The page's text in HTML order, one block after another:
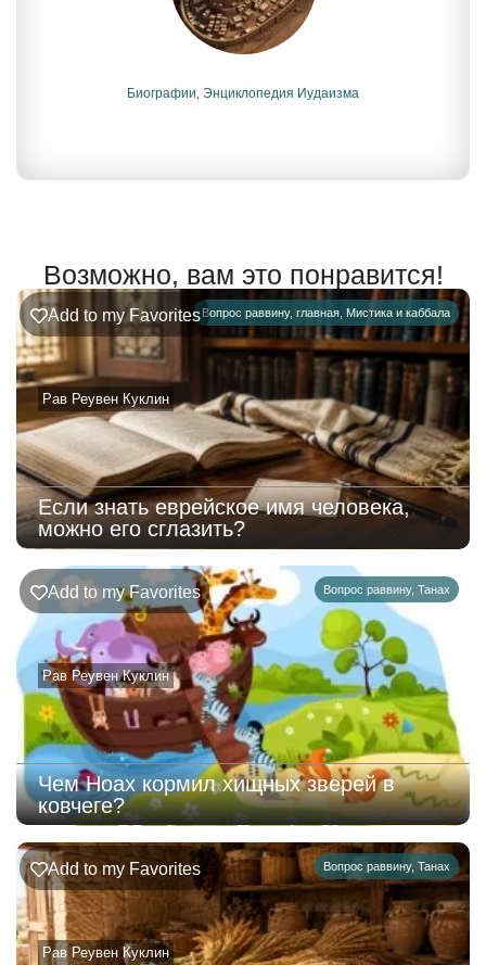
Биографии, Энциклопедия Иудаизма
Возможно, вам это понравится!
Вопрос раввину, главная Мистика и каббала
Рав Реувен Куклин
Add to my Favorites
Если знать еврейское имя человека,
можно его сглазить?
Вопрос раввину, Танах
Рав Реувен Куклин
Add to my Favorites
Чем Ноах кормил хищных зверей в
ковчеге?
Вопрос раввину, Танах
Рав Реувен Куклин
Add to my Favorites